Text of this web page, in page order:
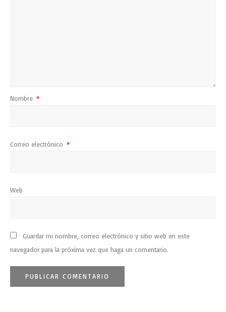
Nombre *
Correo electrónico *
Web
Guardar mi nombre, correo electrónico y sitio web en este
navegador para la próxima vez que haga un comentario.